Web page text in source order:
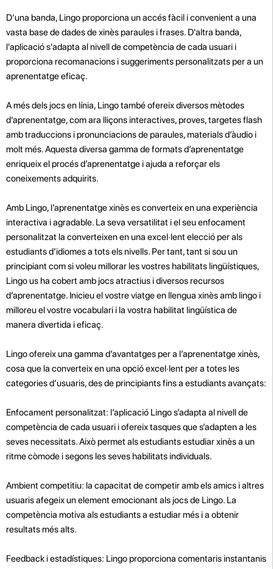
D’una banda, Lingo proporciona un accés fàcil i convenient a una
vasta base de dades de xinès paraules i frases. D'altra banda,
l'aplicació s'adapta al nivell de competència de cada usuari i
proporciona recomanacions i suggeriments personalitzats per a un
aprenentatge eficaç.
A més dels jocs en línia, Lingo també ofereix diversos mètodes
d’aprenentatge, com ara lliçons interactives, proves, targetes flash
amb traduccions i pronunciacions de paraules, materials d’àudio i
molt més. Aquesta diversa gamma de formats d’aprenentatge
enriqueix el procés d’aprenentatge i ajuda a reforçar els
coneixements adquirits.
Amb Lingo, l’aprenentatge xinès es converteix en una experiència
interactiva i agradable. La seva versatilitat i el seu enfocament
personalitzat la converteixen en una excel·lent elecció per als
estudiants d’idiomes a tots els nivells. Per tant, tant si sou un
principiant com si voleu millorar les vostres habilitats lingüístiques,
Lingo us ha cobert amb jocs atractius i diversos recursos
d’aprenentatge. Inicieu el vostre viatge en llengua xinès amb lingo i
milloreu el vostre vocabulari i la vostra habilitat lingüística de
manera divertida i eficaç.
Lingo ofereix una gamma d’avantatges per a l’aprenentatge xinès,
cosa que la converteix en una opció excel·lent per a totes les
categories d’usuaris, des de principiants fins a estudiants avançats:
Enfocament personalitzat: l’aplicació Lingo s’adapta al nivell de
competència de cada usuari i ofereix tasques que s’adapten a les
seves necessitats. Això permet als estudiants estudiar xinès a un
ritme còmode i segons les seves habilitats individuals.
Ambient competitiu: la capacitat de competir amb els amics i altres
usuaris afegeix un element emocionant als jocs de Lingo. La
competència motiva als estudiants a estudiar més i a obtenir
resultats més alts.
Feedback i estadístiques: Lingo proporciona comentaris instantanis